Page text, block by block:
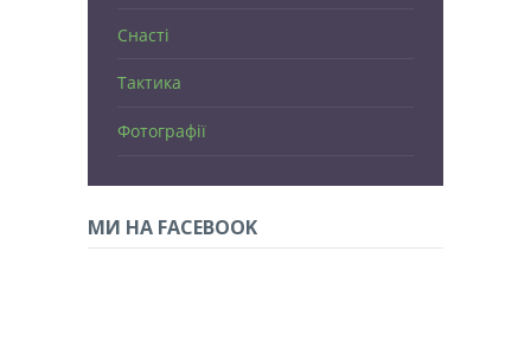
Снасті
Тактика
Фотографії
МИ НА FACEBOOK